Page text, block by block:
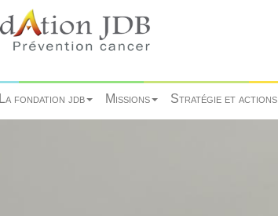
La fondation jdb Missions Stratégie et actions